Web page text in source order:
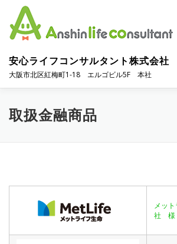
キ
安心ライフコンサルタント株式会社
大阪市北区紅梅町1-18 エルゴビル5F 本社
TOP 選ばれる理由
取扱金融商品
メッ
社 様